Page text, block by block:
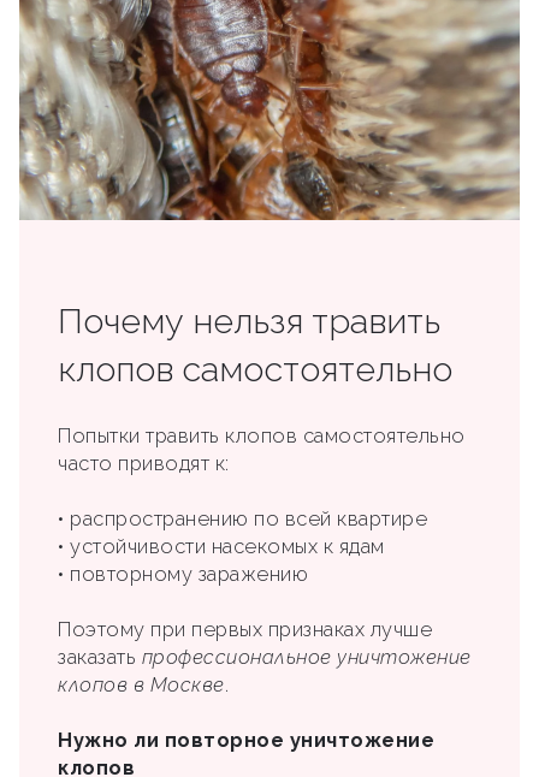
Почему нельзя травить
клопов самостоятельно
Попытки травить клопов самостоятельно
часто приводят к:
• распространению по всей квартире
• устойчивости насекомых к ядам
• повторному заражению
Поэтому при первых признаках лучше
заказать профессиональное уничтожение
клопов в Москве.
Нужно ли повторное уничтожение
клопов